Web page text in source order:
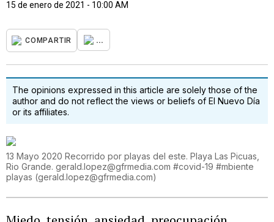
15 de enero de 2021 - 10:00 AM
COMPARTIR ...
The opinions expressed in this article are solely those of the
author and do not reflect the views or beliefs of El Nuevo Día
or its affiliates.
13 Mayo 2020 Recorrido por playas del este. Playa Las Picuas,
Rio Grande. gerald.lopez@gfrmedia.com #covid-19 #mbiente
playas (gerald.lopez@gfrmedia.com)